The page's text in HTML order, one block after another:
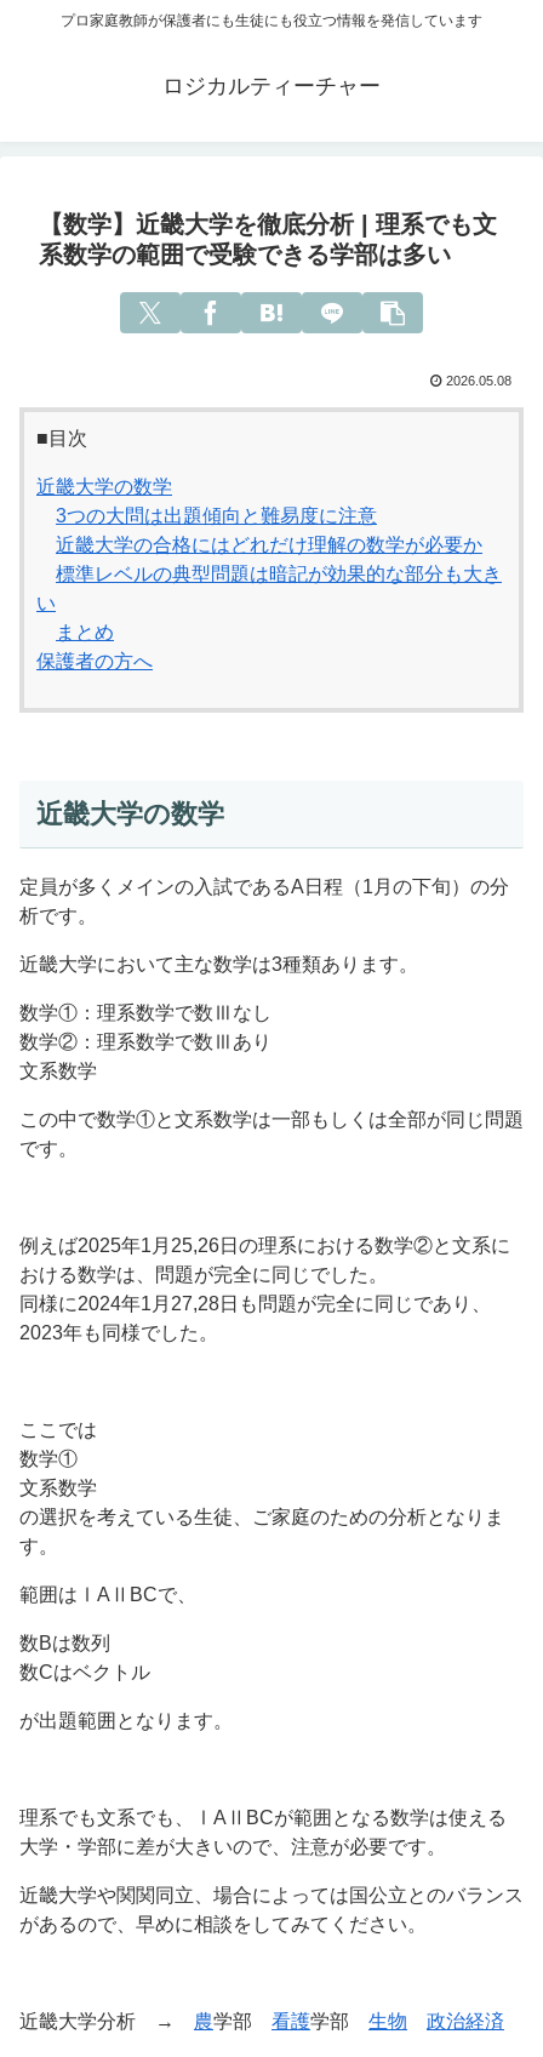
プロ家庭教師が保護者にも生徒にも役立つ情報を発信しています
ロジカルティーチャー
【数学】近畿大学を徹底分析 | 理系でも文
系数学の範囲で受験できる学部は多い
2026.05.08
■目次
近畿大学の数学
3つの大問は出題傾向と難易度に注意
近畿大学の合格にはどれだけ理解の数学が必要か
標準レベルの典型問題は暗記が効果的な部分も大き
い
まとめ
保護者の方へ
近畿大学の数学
定員が多くメインの入試であるA日程（1月の下旬）の分
析です。
近畿大学において主な数学は3種類あります。
数学①：理系数学で数Ⅲなし
数学②：理系数学で数Ⅲあり
文系数学
この中で数学①と文系数学は一部もしくは全部が同じ問題
です。
例えば2025年1月25,26日の理系における数学②と文系に
おける数学は、問題が完全に同じでした。
同様に2024年1月27,28日も問題が完全に同じであり、
2023年も同様でした。
ここでは
数学①
文系数学
の選択を考えている生徒、ご家庭のための分析となりま
す。
範囲はⅠAⅡBCで、
数Bは数列
数Cはベクトル
が出題範囲となります。
理系でも文系でも、ⅠAⅡBCが範囲となる数学は使える
大学・学部に差が大きいので、注意が必要です。
近畿大学や関関同立、場合によっては国公立とのバランス
があるので、早めに相談をしてみてください。
近畿大学分析 → 農学部 看護学部 生物 政治経済